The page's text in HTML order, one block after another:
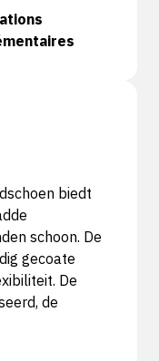
biedt
schoon. De
gecoate
De
de